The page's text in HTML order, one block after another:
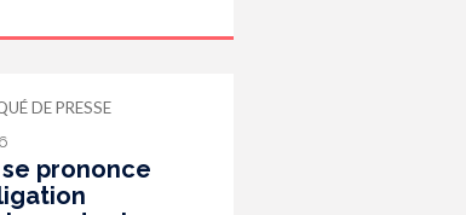
DE PRESSE
se prononce